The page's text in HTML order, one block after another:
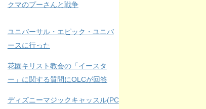
クマのプーさんと戦争
ユニバーサル・エピック・ユニバ
ースに行った
花園キリスト教会の「イースタ
ー」に関する質問にOLCが回答
ディズニーマジックキャッスル(PC